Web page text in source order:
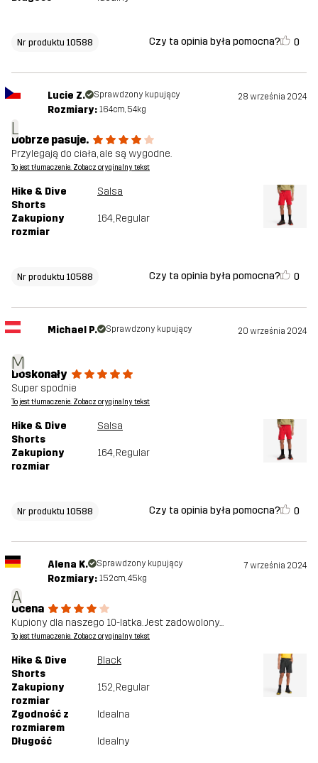
Nr produktu 10588 Czy ta opinia była pomocna? 0
L
Lucie Z. Sprawdzony kupujący 28 września 2024
Rozmiary: 164cm, 54kg
Dobrze pasuje.
Przylegają do ciała, ale są wygodne.
To jest tłumaczenie. Zobacz oryginalny tekst
Hike & Dive
Shorts
Salsa
Zakupiony
rozmiar
164, Regular
Nr produktu 10588 Czy ta opinia była pomocna? 0
M
Michael P. Sprawdzony kupujący 20 września 2024
Doskonały
Super spodnie
To jest tłumaczenie. Zobacz oryginalny tekst
Hike & Dive
Shorts
Salsa
Zakupiony
rozmiar
164, Regular
Nr produktu 10588 Czy ta opinia była pomocna? 0
A
Alena K. Sprawdzony kupujący 7 września 2024
Rozmiary: 152cm, 45kg
Ocena
Kupiony dla naszego 10-latka. Jest zadowolony...
To jest tłumaczenie. Zobacz oryginalny tekst
Hike & Dive
Shorts
Black
Zakupiony
rozmiar
152, Regular
Zgodność z
rozmiarem
Idealna
Długość Idealny